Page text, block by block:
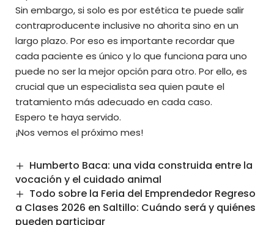
Sin embargo, si solo es por estética te puede salir
contraproducente inclusive no ahorita sino en un
largo plazo. Por eso es importante recordar que
cada paciente es único y lo que funciona para uno
puede no ser la mejor opción para otro. Por ello, es
crucial que un especialista sea quien paute el
tratamiento más adecuado en cada caso.
Espero te haya servido.
¡Nos vemos el próximo mes!
Humberto Baca: una vida construida entre la
vocación y el cuidado animal
Todo sobre la Feria del Emprendedor Regreso
a Clases 2026 en Saltillo: Cuándo será y quiénes
pueden participar